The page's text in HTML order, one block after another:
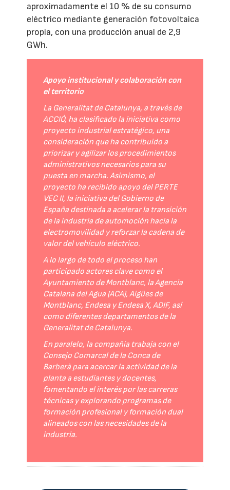
aproximadamente el 10 % de su consumo
eléctrico mediante generación fotovoltaica
propia, con una producción anual de 2,9
GWh.
Apoyo institucional y colaboración con
el territorio
La Generalitat de Catalunya, a través de
ACCIÓ, ha clasificado la iniciativa como
proyecto industrial estratégico, una
consideración que ha contribuido a
priorizar y agilizar los procedimientos
administrativos necesarios para su
puesta en marcha. Asimismo, el
proyecto ha recibido apoyo del PERTE
VEC II, la iniciativa del Gobierno de
España destinada a acelerar la transición
de la industria de automoción hacia la
electromovilidad y reforzar la cadena de
valor del vehículo eléctrico.
A lo largo de todo el proceso han
participado actores clave como el
Ayuntamiento de Montblanc, la Agencia
Catalana del Agua (ACA), Aigües de
Montblanc, Endesa y Endesa X, ADIF, así
como diferentes departamentos de la
Generalitat de Catalunya.
En paralelo, la compañía trabaja con el
Consejo Comarcal de la Conca de
Barberà para acercar la actividad de la
planta a estudiantes y docentes,
fomentando el interés por las carreras
técnicas y explorando programas de
formación profesional y formación dual
alineados con las necesidades de la
industria.